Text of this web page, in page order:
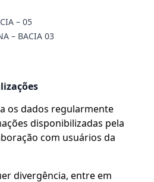
– 05
– BACIA 03
os dados regularmente
disponibilizadas pela
com usuários da
divergência, entre em